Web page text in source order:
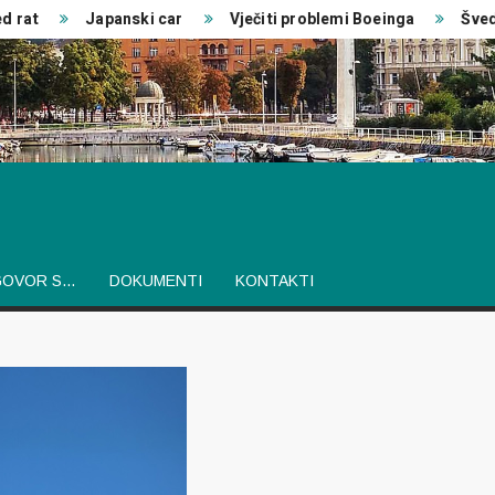
Japanski car Vječiti problemi Boeinga Švedski
S… DOKUMENTI KONTAKTI